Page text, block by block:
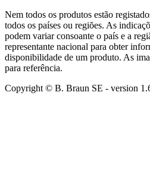
Nem todos os produtos estão
todos os países ou regiões. As
podem variar consoante o país e a
representante nacional para obter
disponibilidade de um produto. As
para referência.
Copyright © B. Braun SE - version